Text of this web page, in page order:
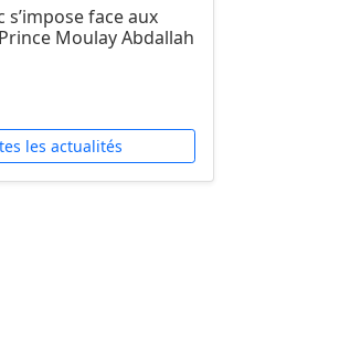
s’impose face aux
Moulay Abdallah
les actualités